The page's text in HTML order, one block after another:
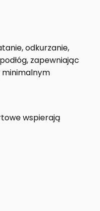
odkurzanie,
zapewniając
minimalnym
wspierają